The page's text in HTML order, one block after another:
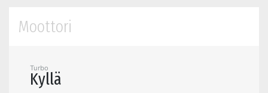
Moottori
Turbo
Kyllä